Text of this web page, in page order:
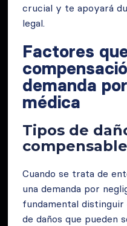
crucial y te apoyará
legal.
Factores
demanda
médica
Tipos de
Cuando se trata de
una demanda por
fundamental
de daños que pueden